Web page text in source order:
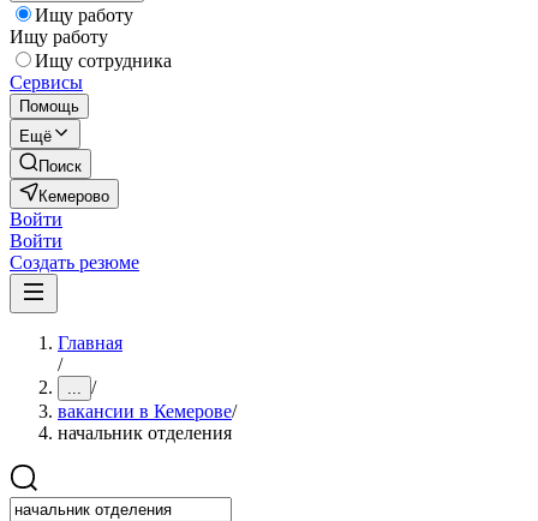
Ищу работу
Ищу работу
Ищу сотрудника
Сервисы
Помощь
Ещё
Поиск
Кемерово
Войти
Войти
Создать резюме
Главная
/
... /
вакансии в Кемерове/
начальник отделения